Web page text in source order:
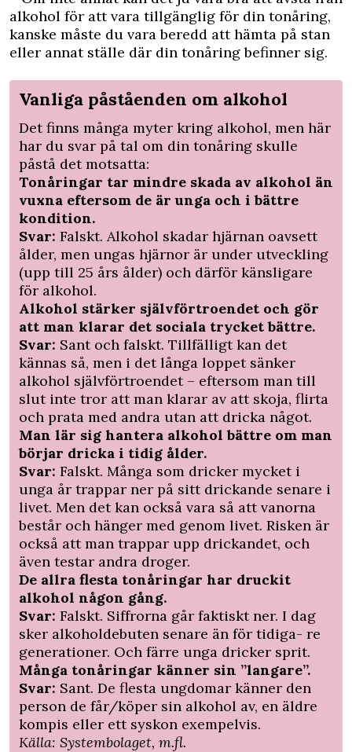
alkohol för att vara tillgänglig för din tonåring,
kanske måste du vara beredd att hämta på stan
eller annat ställe där din tonåring befinner sig.
Vanliga påståenden om alkohol
Det finns många myter kring alkohol, men här
har du svar på tal om din tonåring skulle
påstå det motsatta:
Tonåringar tar mindre skada av alkohol än
vuxna eftersom de är unga och i bättre
kondition.
Svar: Falskt. Alkohol skadar hjärnan oavsett
ålder, men ungas hjärnor är under utveckling
(upp till 25 års ålder) och därför känsligare
för alkohol.
Alkohol stärker självförtroendet och gör
att man klarar det sociala trycket bättre.
Svar: Sant och falskt. Tillfälligt kan det
kännas så, men i det långa loppet sänker
alkohol självförtroendet – eftersom man till
slut inte tror att man klarar av att skoja, flirta
och prata med andra utan att dricka något.
Man lär sig hantera alkohol bättre om man
börjar dricka i tidig ålder.
Svar: Falskt. Många som dricker mycket i
unga år trappar ner på sitt drickande senare i
livet. Men det kan också vara så att vanorna
består och hänger med genom livet. Risken är
också att man trappar upp drickandet, och
även testar andra droger.
De allra flesta tonåringar har druckit
alkohol någon gång.
Svar: Falskt. Siffrorna går faktiskt ner. I dag
sker alkoholdebuten senare än för tidiga- re
generationer. Och färre unga dricker sprit.
Många tonåringar känner sin ”langare”.
Svar: Sant. De flesta ungdomar känner den
person de får/köper sin alkohol av, en äldre
kompis eller ett syskon exempelvis.
Källa: Systembolaget, m.fl.